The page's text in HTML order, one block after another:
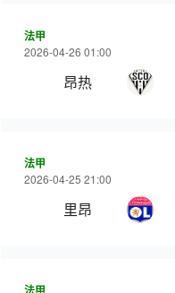
法甲
2026-04-26 01:00
昂热
法甲
2026-04-25 21:00
里昂